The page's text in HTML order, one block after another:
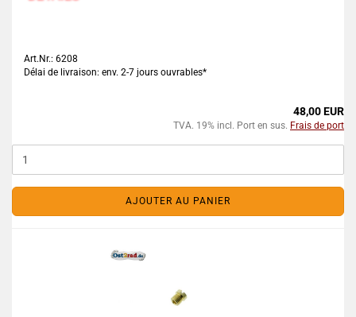
Art.Nr.: 6208
Délai de livraison: env. 2-7 jours ouvrables*
48,00 EUR
TVA. 19% incl. Port en sus. Frais de port
AJOUTER AU PANIER